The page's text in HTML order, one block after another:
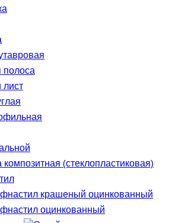
полоса
(стеклопластиковая)
крашеный оцинкованный
оцинкованный